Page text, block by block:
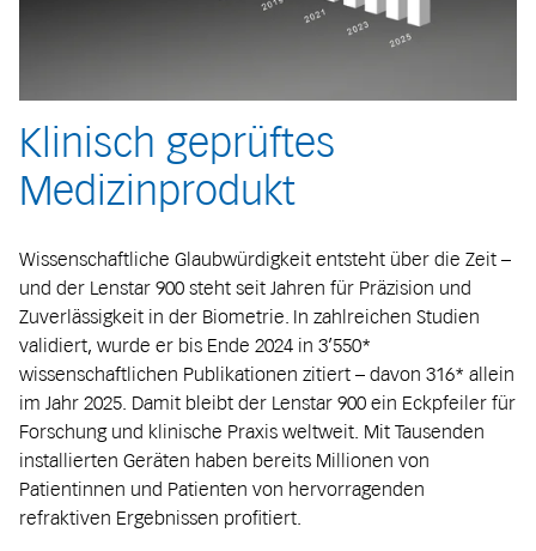
Klinisch geprüftes
Medizinprodukt
Wissenschaftliche Glaubwürdigkeit entsteht über die Zeit –
und der Lenstar 900 steht seit Jahren für Präzision und
Zuverlässigkeit in der Biometrie. In zahlreichen Studien
validiert, wurde er bis Ende 2024 in 3’550*
wissenschaftlichen Publikationen zitiert – davon 316* allein
im Jahr 2025. Damit bleibt der Lenstar 900 ein Eckpfeiler für
Forschung und klinische Praxis weltweit. Mit Tausenden
installierten Geräten haben bereits Millionen von
Patientinnen und Patienten von hervorragenden
refraktiven Ergebnissen profitiert.